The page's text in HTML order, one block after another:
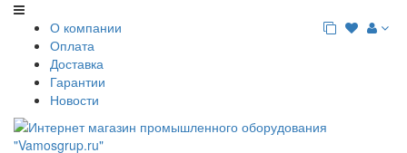
О компании
Оплата
Доставка
Гарантии
Новости